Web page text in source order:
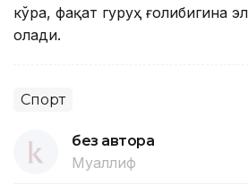
кўра, фақат гуруҳ ғолибигина
олади.
Спорт
без автора
Муаллиф